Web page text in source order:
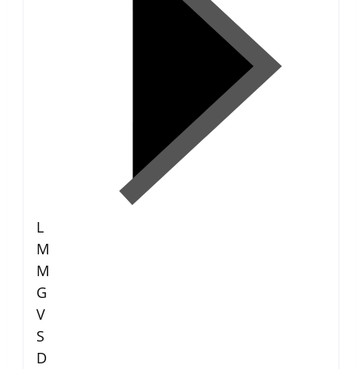
L
M
M
G
V
S
D